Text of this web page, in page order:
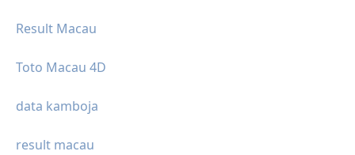
Result Macau
Toto Macau 4D
data kamboja
result macau